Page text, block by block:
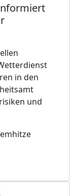
in den
und